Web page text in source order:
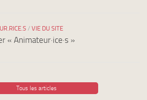
/ VIE DU SITE
« Animateur·ice·s »
Tous les articles